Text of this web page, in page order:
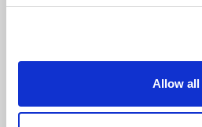
Allow all
Backup-Due-Diligence
Read the
Video ansehen
"Impossible Cloud ist
für uns an erster
Enterprise-Sicherheit,
Bruchteil der Kosten